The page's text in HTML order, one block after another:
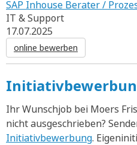
SAP Inhouse Berater /
IT & Support
17.07.2025
online bewerben
Ihr Wunschjob bei Moers
nicht ausgeschrieben?
Initiativbewerbung.